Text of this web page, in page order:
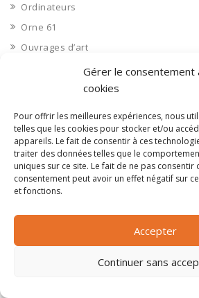
Gérer le consentement
cookies
Pour offrir les meilleures expériences, nous
telles que les cookies pour stocker et/ou
appareils. Le fait de consentir à ces
traiter des données telles que le
uniques sur ce site. Le fait de ne pas
consentement peut avoir un effet négatif sur
et fonctions.
Accepter
Continuer sans
Ordinateurs
Orne 61
Ouvrages d’art
Paramédical, compléments
Pêche
Petite distribution
Pétrole
Pharmaceutique, médicaments
Piscine
Polynésie Française 987